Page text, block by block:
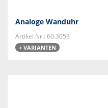
Analoge Wanduhr
Artikel Nr.: 60.3053
+ VARIANTEN